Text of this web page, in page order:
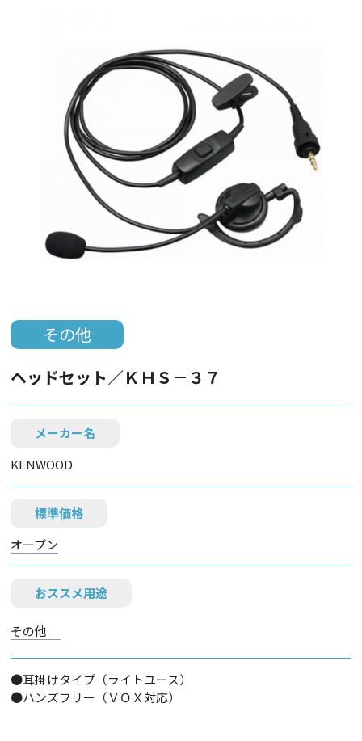
その他
ヘッドセット／ＫＨＳ－３７
メーカー名
KENWOOD
標準価格
オープン
おススメ用途
その他
●耳掛けタイプ（ライトユース）
●ハンズフリー（ＶＯＸ対応）